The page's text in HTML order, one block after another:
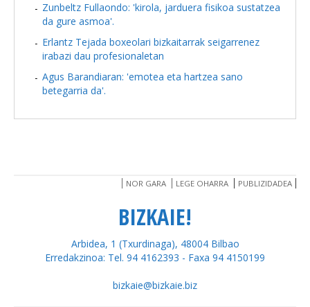
Zunbeltz Fullaondo: 'kirola, jarduera fisikoa sustatzea
da gure asmoa'.
Erlantz Tejada boxeolari bizkaitarrak seigarrenez
irabazi dau profesionaletan
Agus Barandiaran: 'emotea eta hartzea sano
betegarria da'.
NOR GARA LEGE OHARRA PUBLIZIDADEA
BIZKAIE!
Arbidea, 1 (Txurdinaga), 48004 Bilbao
Erredakzinoa: Tel. 94 4162393 - Faxa 94 4150199
bizkaie@bizkaie.biz